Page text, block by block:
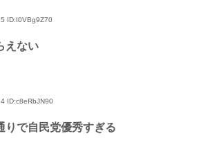
ID:I0VBg9Z70
えない
ID:c8eRbJN90
りで自民党優秀すぎる